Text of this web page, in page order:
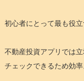
初心者にとって最も役
不動産投資アプリでは
チェックできるため効